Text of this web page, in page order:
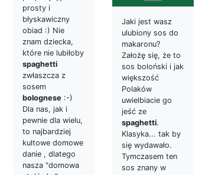
Jaki jest wasz
ulubiony sos do
makaronu?
Założę się, że to
sos boloński i jak
większość
Polaków
uwielbiacie go
jeść ze
spaghetti.
Klasyka... tak by
się wydawało.
Tymczasem ten
sos znany w
prosty i
błyskawiczny
obiad :) Nie
znam dziecka,
które nie lubiłoby
spaghetti
zwłaszcza z
sosem
bolognese :-)
Dla nas, jak i
pewnie dla wielu,
to najbardziej
kultowe domowe
danie , dlatego
nasza "domowa